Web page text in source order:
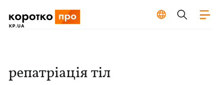
репатріація тіл